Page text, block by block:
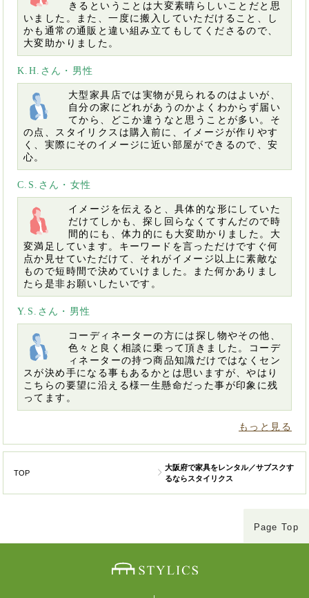
きるということは大変素晴らしいことだと思
いました。また、一度に搬入していただけること、し
かも通常の通販と違い組み立てもしてくださるので、
大変助かりました。
K.H.さん・男性
大型家具店では実物が見られるのはよいが、
自分の家にどれがあうのかよくわからず届い
てから、どこか違うなと思うことが多い。そ
の点、スタイリクスは購入前に、イメージが作りやす
く、実際にそのイメージに近い部屋ができるので、安
心。
C.S.さん・女性
イメージを伝えると、具体的な形にしていた
だけてしかも、探し回らなくてすんだので時
間的にも、体力的にも大変助かりました。大
変満足しています。キーワードを言っただけですぐ何
点か見せていただけて、それがイメージ以上に素敵な
もので短時間で決めていけました。また何かありまし
たら是非お願いしたいです。
Y.S.さん・男性
コーディネーターの方には探し物やその他、
色々と良く相談に乗って頂きました。コーデ
ィネーターの持つ商品知識だけではなくセン
スが決め手になる事もあるかとは思いますが、やはり
こちらの要望に沿える様一生懸命だった事が印象に残
ってます。
もっと見る
TOP
大阪府で家具をレンタル／サブスクす
るならスタイリクス
Page Top